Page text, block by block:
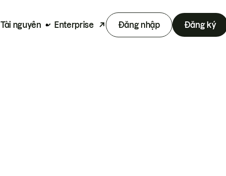
Tài nguyên Enterprise Đăng nhập Đăng ký